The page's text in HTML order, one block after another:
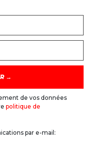
de vos données
politique de
par e-mail: